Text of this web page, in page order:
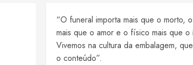
“O funeral importa mais que o morto,
mais que o amor e o físico mais que o
Vivemos na cultura da embalagem,
o conteúdo”.